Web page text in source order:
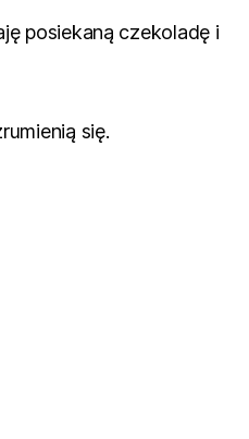
posiekaną czekoladę i
się.